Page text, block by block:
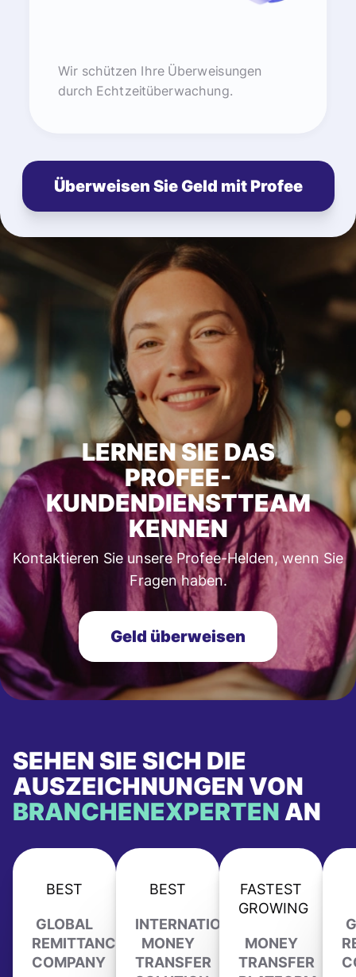
Wir schützen Ihre Überweisungen
durch Echtzeitüberwachung.
Überweisen Sie Geld mit Profee
LERNEN SIE DAS
PROFEE-
KUNDENDIENSTTEAM
KENNEN
Kontaktieren Sie unsere Profee-Helden, wenn Sie
Fragen haben.
Geld überweisen
SEHEN SIE SICH DIE
AUSZEICHNUNGEN VON
BRANCHENEXPERTEN AN
BEST
GLOBAL
REMITTANCE
COMPANY
BEST
INTERNATIONAL
MONEY
TRANSFER
FASTEST
GROWING
MONEY
TRANSFER